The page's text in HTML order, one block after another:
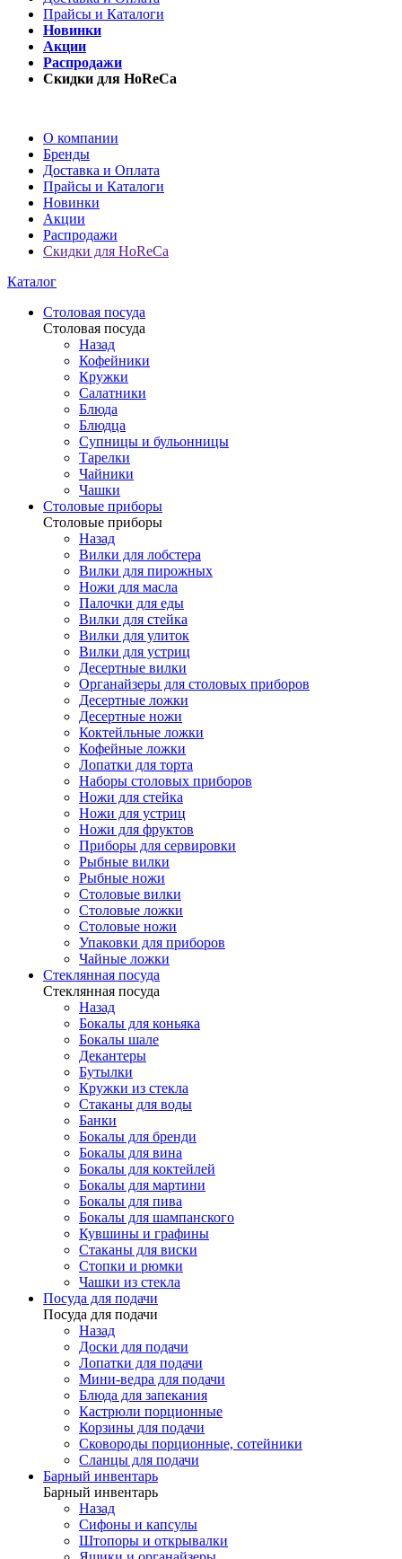
Прайсы и Каталоги
Новинки
Акции
Распродажи
Скидки для HoReCa
О компании
Бренды
Доставка и Оплата
Прайсы и Каталоги
Новинки
Акции
Распродажи
Скидки для HoReCa
Каталог
Столовая посуда
Столовая посуда
Назад
Кофейники
Кружки
Салатники
Блюда
Блюдца
Супницы и бульонницы
Тарелки
Чайники
Чашки
Cтоловые приборы
Cтоловые приборы
Назад
Вилки для лобстера
Вилки для пирожных
Ножи для масла
Палочки для еды
Вилки для стейка
Вилки для улиток
Вилки для устриц
Десертные вилки
Органайзеры для столовых приборов
Десертные ложки
Десертные ножи
Коктейльные ложки
Кофейные ложки
Лопатки для торта
Наборы столовых приборов
Ножи для стейка
Ножи для устриц
Ножи для фруктов
Приборы для сервировки
Рыбные вилки
Рыбные ножи
Столовые вилки
Столовые ложки
Столовые ножи
Упаковки для приборов
Чайные ложки
Стеклянная посуда
Стеклянная посуда
Назад
Бокалы для коньяка
Бокалы шале
Декантеры
Бутылки
Кружки из стекла
Стаканы для воды
Банки
Бокалы для бренди
Бокалы для вина
Бокалы для коктейлей
Бокалы для мартини
Бокалы для пива
Бокалы для шампанского
Кувшины и графины
Стаканы для виски
Стопки и рюмки
Чашки из стекла
Посуда для подачи
Посуда для подачи
Назад
Доски для подачи
Лопатки для подачи
Мини-ведра для подачи
Блюда для запекания
Кастрюли порционные
Корзины для подачи
Сковороды порционные, сотейники
Сланцы для подачи
Барный инвентарь
Барный инвентарь
Назад
Сифоны и капсулы
Штопоры и открывалки